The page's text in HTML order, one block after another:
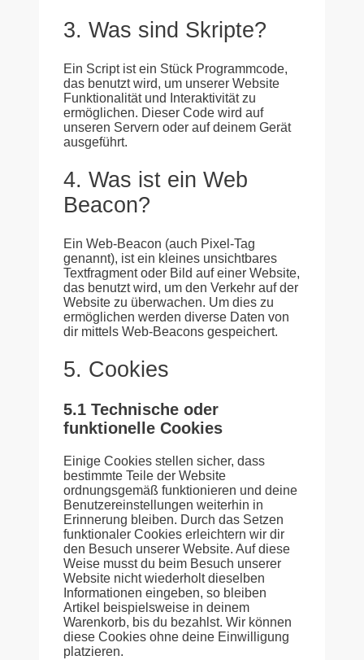
3. Was sind Skripte?
Ein Script ist ein Stück Programmcode,
das benutzt wird, um unserer Website
Funktionalität und Interaktivität zu
ermöglichen. Dieser Code wird auf
unseren Servern oder auf deinem Gerät
ausgeführt.
4. Was ist ein Web
Beacon?
Ein Web-Beacon (auch Pixel-Tag
genannt), ist ein kleines unsichtbares
Textfragment oder Bild auf einer Website,
das benutzt wird, um den Verkehr auf der
Website zu überwachen. Um dies zu
ermöglichen werden diverse Daten von
dir mittels Web-Beacons gespeichert.
5. Cookies
5.1 Technische oder
funktionelle Cookies
Einige Cookies stellen sicher, dass
bestimmte Teile der Website
ordnungsgemäß funktionieren und deine
Benutzereinstellungen weiterhin in
Erinnerung bleiben. Durch das Setzen
funktionaler Cookies erleichtern wir dir
den Besuch unserer Website. Auf diese
Weise musst du beim Besuch unserer
Website nicht wiederholt dieselben
Informationen eingeben, so bleiben
Artikel beispielsweise in deinem
Warenkorb, bis du bezahlst. Wir können
diese Cookies ohne deine Einwilligung
platzieren.